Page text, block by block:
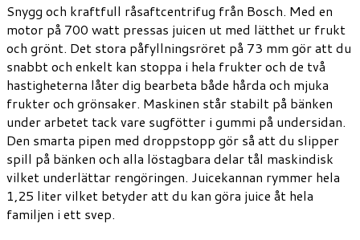
Snygg och kraftfull råsaftcentrifug från Bosch. Med en
motor på 700 watt pressas juicen ut med lätthet ur frukt
och grönt. Det stora påfyllningsröret på 73 mm gör att du
snabbt och enkelt kan stoppa i hela frukter och de två
hastigheterna låter dig bearbeta både hårda och mjuka
frukter och grönsaker. Maskinen står stabilt på bänken
under arbetet tack vare sugfötter i gummi på undersidan.
Den smarta pipen med droppstopp gör så att du slipper
spill på bänken och alla löstagbara delar tål maskindisk
vilket underlättar rengöringen. Juicekannan rymmer hela
1,25 liter vilket betyder att du kan göra juice åt hela
familjen i ett svep.